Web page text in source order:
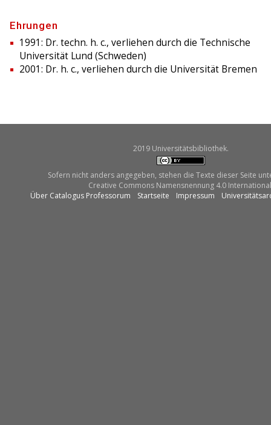
Ehrungen
1991: Dr. techn. h. c., verliehen durch die Technische
Universität Lund (Schweden)
2001: Dr. h. c., verliehen durch die Universität Bremen
2019 Universitätsbibliothek.
Sofern nicht anders angegeben, stehen die Texte dieser Seite
Creative Commons Namensnennung 4.0
Über Catalogus Professorum
Startseite Impressum